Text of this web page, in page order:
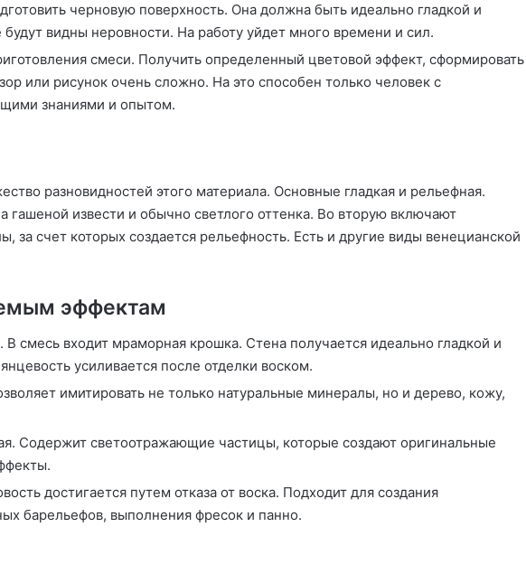
черновую поверхность. Она должна быть идеально гладкой и
будут видны неровности. На работу уйдет много времени и сил.
смеси. Получить определенный цветовой эффект, сформировать
или рисунок очень сложно. На это способен только человек с
знаниями и опытом.
разновидностей этого материала. Основные гладкая и рельефная.
гашеной извести и обычно светлого оттенка. Во вторую включают
за счет которых создается рельефность. Есть и другие виды венецианской
эффектам
В смесь входит мраморная крошка. Стена получается идеально гладкой и
усиливается после отделки воском.
имитировать не только натуральные минералы, но и дерево, кожу,
Содержит светоотражающие частицы, которые создают оригинальные
достигается путем отказа от воска. Подходит для создания
барельефов, выполнения фресок и панно.